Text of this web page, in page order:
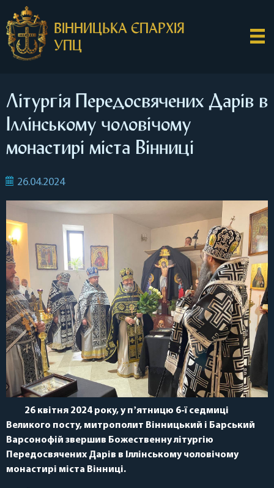
ВІННИЦЬКА ЄПАРХІЯ
УПЦ
Літургія Передосвячених Дарів в
Іллінському чоловічому
монастирі міста Вінниці
26.04.2024
26 квітня 2024 року, у пʼятницю 6-ї седмиці
Великого посту, митрополит Вінницький і Барський
Варсонофій звершив Божественну літургію
Передосвячених Дарів в Іллінському чоловічому
монастирі міста Вінниці.